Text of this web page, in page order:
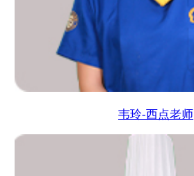
韦玲-西点老师